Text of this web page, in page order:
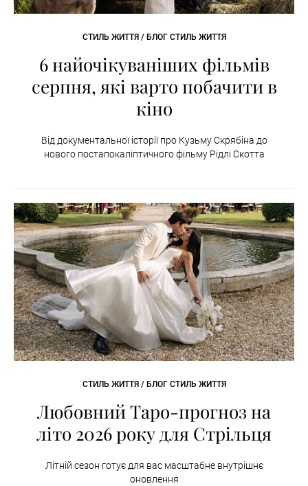
СТИЛЬ ЖИТТЯ / БЛОГ СТИЛЬ ЖИТТЯ
6 найочікуваніших фільмів
серпня, які варто побачити в
кіно
Від документальної історії про Кузьму Скрябіна до
нового постапокаліптичного фільму Рідлі Скотта
СТИЛЬ ЖИТТЯ / БЛОГ СТИЛЬ ЖИТТЯ
Любовний Таро-прогноз на
літо 2026 року для Стрільця
Літній сезон готує для вас масштабне внутрішнє
оновлення